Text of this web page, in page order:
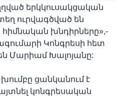
երկկուսակցական
ուրվագծված են
խնդիրները»,-
Կոնգրեսի հետ
Մարիամ Խալոյանը:
ցանկանում է
կոնգրեսական